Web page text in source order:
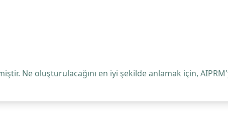
Ne oluşturulacağını en iyi şekilde anlamak için,